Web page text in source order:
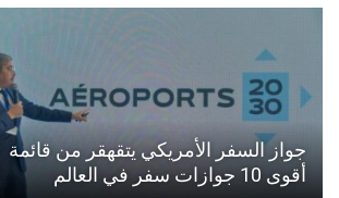
جواز السفر الأمريكي يتقهقر من قائمة
أقوى 10 جوازات سفر في العالم